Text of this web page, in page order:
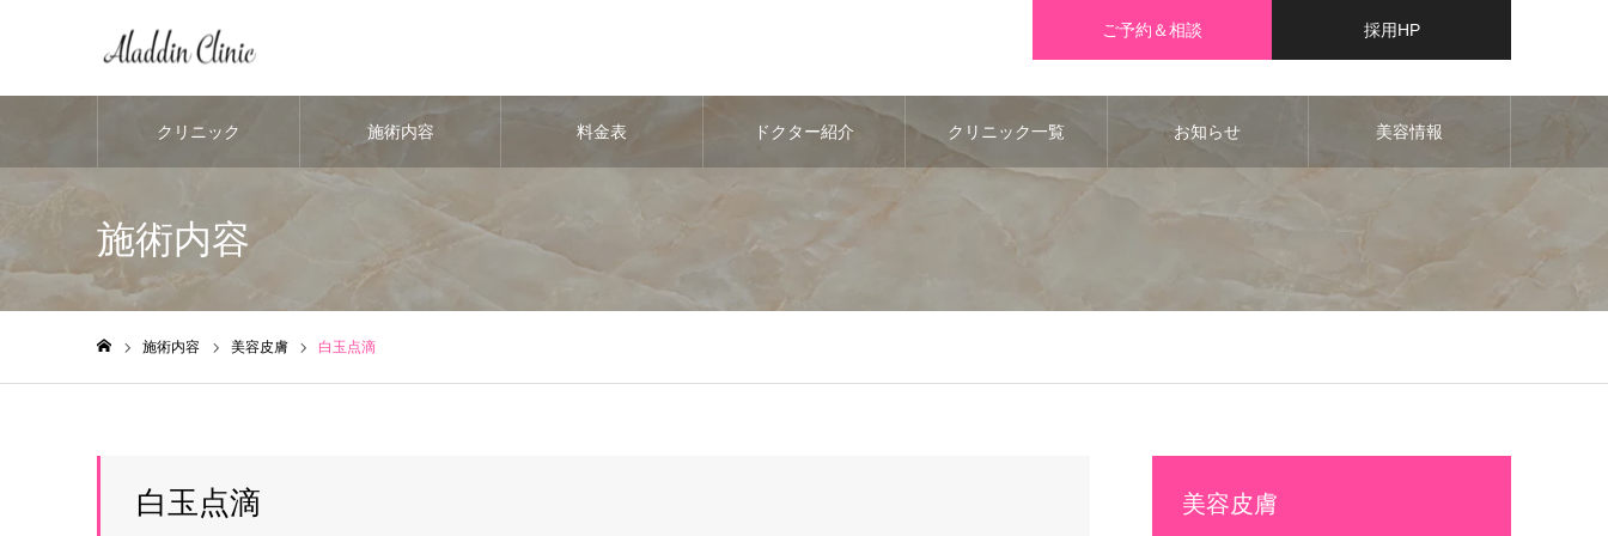
ご予約＆相談 採用HP
クリニック 施術内容 料金表 ドクター紹介 クリニック一覧 お知らせ 美容情報
施術内容
施術内容 美容皮膚 白玉点滴
白玉点滴 美容皮膚